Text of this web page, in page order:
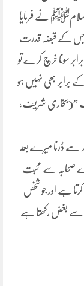
نے فرمایا
جس کے قبضہ قدرت
سونا خرچ کرے تو
بھی نہیں ہو
بھگ ”(بخاری شریف،
سے ڈرنا میرے بعد
میرے صحابہ سے محبت
ہے اور جو شخص
بغض رکھتا ہے